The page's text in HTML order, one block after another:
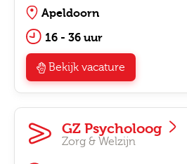
Apeldoorn
16 - 36 uur
Bekijk vacature
GZ Psycholoog
Zorg & Welzijn